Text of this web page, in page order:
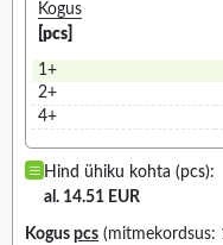
Kogus
[pcs]
1+
2+
4+
Hind ühiku kohta (pcs):
al. 14.51 EUR
Kogus pcs (mitmekordsus: